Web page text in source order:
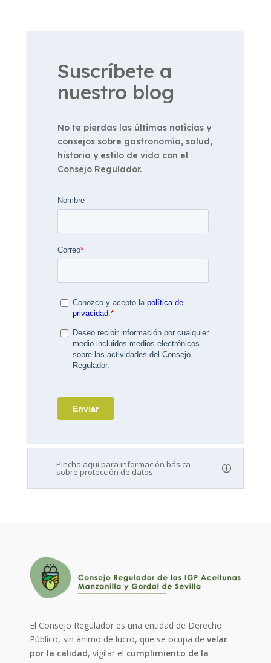
Suscríbete a
nuestro blog
No te pierdas las últimas noticias y
consejos sobre gastronomía, salud,
historia y estilo de vida con el
Consejo Regulador.
Pincha aquí para información básica
sobre protección de datos
El Consejo Regulador es una entidad de Derecho
Público, sin ánimo de lucro, que se ocupa develar
por la calidad, vigilar el cumplimiento de la